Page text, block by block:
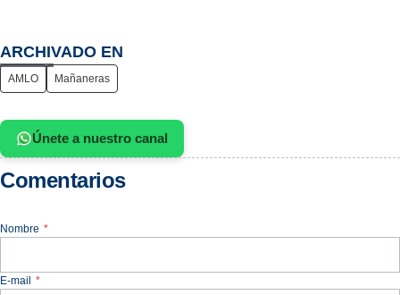
ARCHIVADO EN
AMLO Mañaneras
Únete a nuestro canal
Comentarios
Nombre *
E-mail *